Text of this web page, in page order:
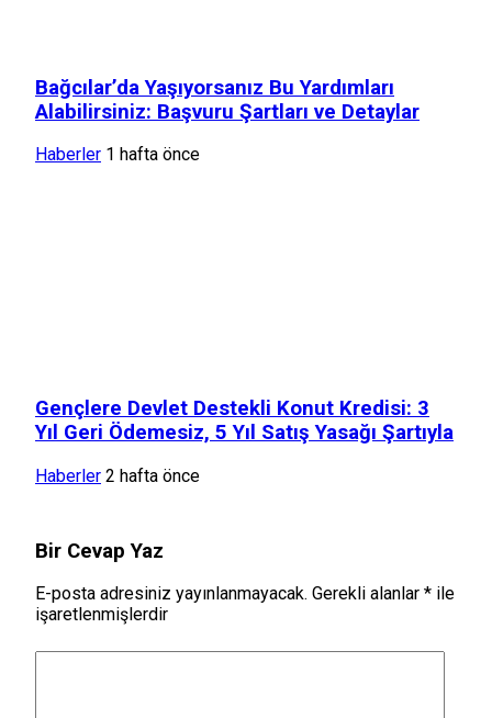
Bağcılar’da Yaşıyorsanız Bu Yardımları
Alabilirsiniz: Başvuru Şartları ve Detaylar
Haberler 1 hafta önce
Gençlere Devlet Destekli Konut Kredisi: 3
Yıl Geri Ödemesiz, 5 Yıl Satış Yasağı Şartıyla
Haberler 2 hafta önce
Bir Cevap Yaz
E-posta adresiniz yayınlanmayacak. Gerekli alanlar * ile
işaretlenmişlerdir